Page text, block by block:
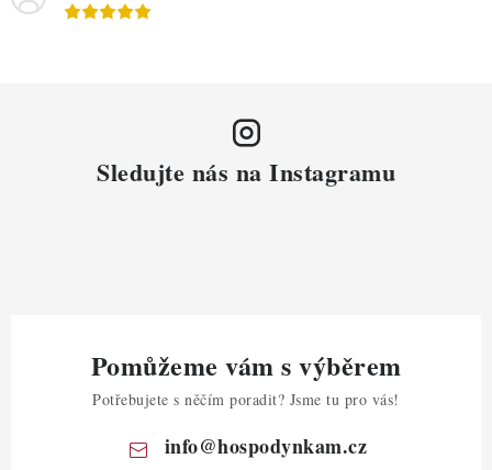
Sledujte nás na Instagramu
Pomůžeme vám s výběrem
Potřebujete s něčím poradit? Jsme tu pro vás!
info@hospodynkam.cz